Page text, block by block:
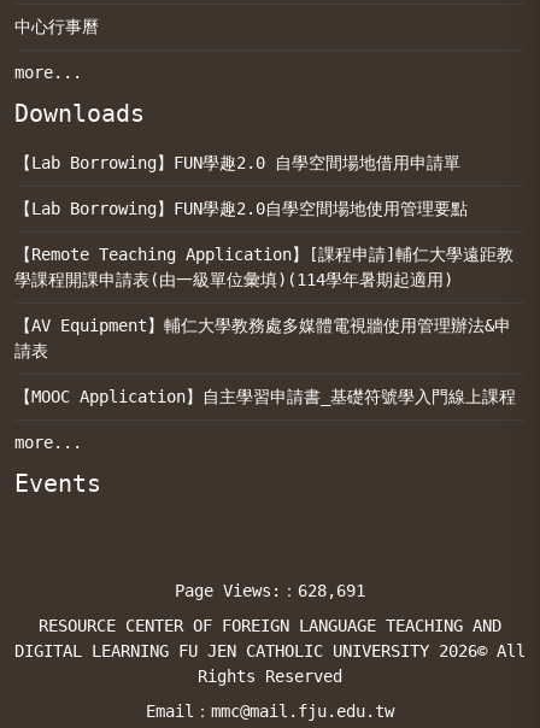
中心行事曆
more...
Downloads
【Lab Borrowing】FUN學趣2.0 自學空間場地借用申請單
【Lab Borrowing】FUN學趣2.0自學空間場地使用管理要點
【Remote Teaching Application】[課程申請]輔仁大學遠距教
學課程開課申請表(由一級單位彙填)(114學年暑期起適用)
【AV Equipment】輔仁大學教務處多媒體電視牆使用管理辦法&申
請表
【MOOC Application】自主學習申請書_基礎符號學入門線上課程
more...
Events
Page Views:：628,691
RESOURCE CENTER OF FOREIGN LANGUAGE TEACHING AND
DIGITAL LEARNING FU JEN CATHOLIC UNIVERSITY 2026© All
Rights Reserved
Email：mmc@mail.fju.edu.tw